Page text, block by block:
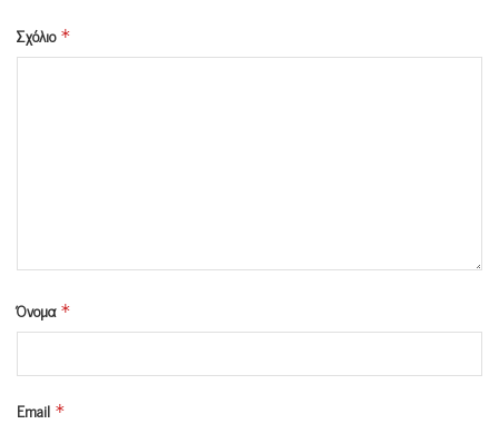
Σχόλιο *
Όνομα *
Email *